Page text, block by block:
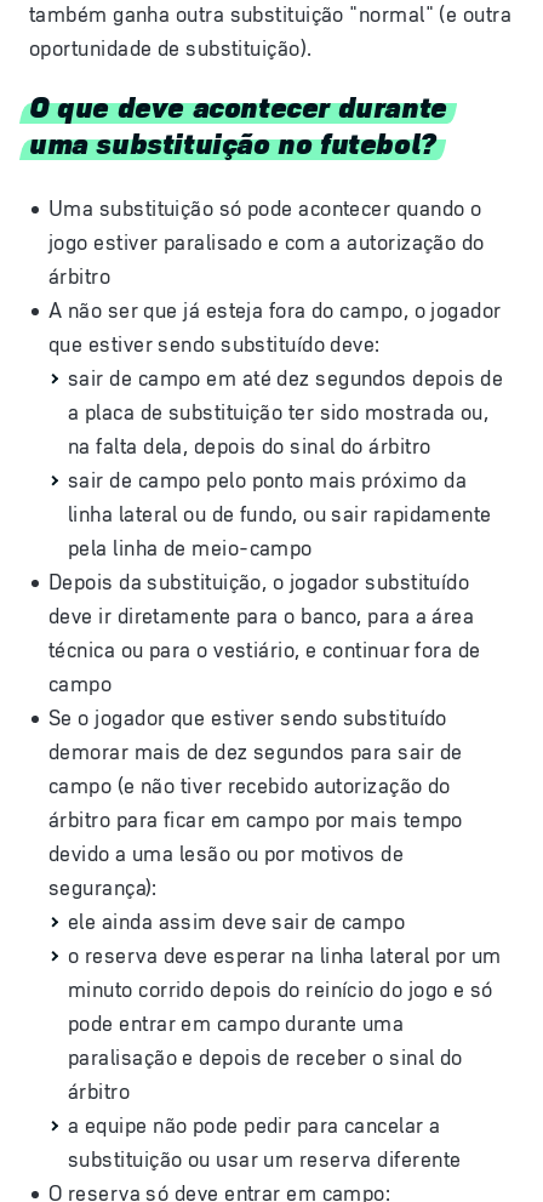
também ganha outra substituição "normal" (e outra
oportunidade de substituição).
O que deve acontecer durante
uma substituição no futebol?
Uma substituição só pode acontecer quando o
jogo estiver paralisado e com a autorização do
árbitro
A não ser que já esteja fora do campo, o jogador
que estiver sendo substituído deve:
sair de campo em até dez segundos depois de
a placa de substituição ter sido mostrada ou,
na falta dela, depois do sinal do árbitro
sair de campo pelo ponto mais próximo da
linha lateral ou de fundo, ou sair rapidamente
pela linha de meio-campo
Depois da substituição, o jogador substituído
deve ir diretamente para o banco, para a área
técnica ou para o vestiário, e continuar fora de
campo
Se o jogador que estiver sendo substituído
demorar mais de dez segundos para sair de
campo (e não tiver recebido autorização do
árbitro para ficar em campo por mais tempo
devido a uma lesão ou por motivos de
segurança):
ele ainda assim deve sair de campo
o reserva deve esperar na linha lateral por um
minuto corrido depois do reinício do jogo e só
pode entrar em campo durante uma
paralisação e depois de receber o sinal do
árbitro
a equipe não pode pedir para cancelar a
substituição ou usar um reserva diferente
O reserva só deve entrar em campo: